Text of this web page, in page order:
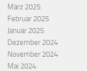
März 2025
Februar 2025
Januar 2025
Dezember 2024
November 2024
Mai 2024